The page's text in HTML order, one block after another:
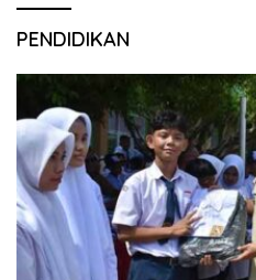
PENDIDIKAN